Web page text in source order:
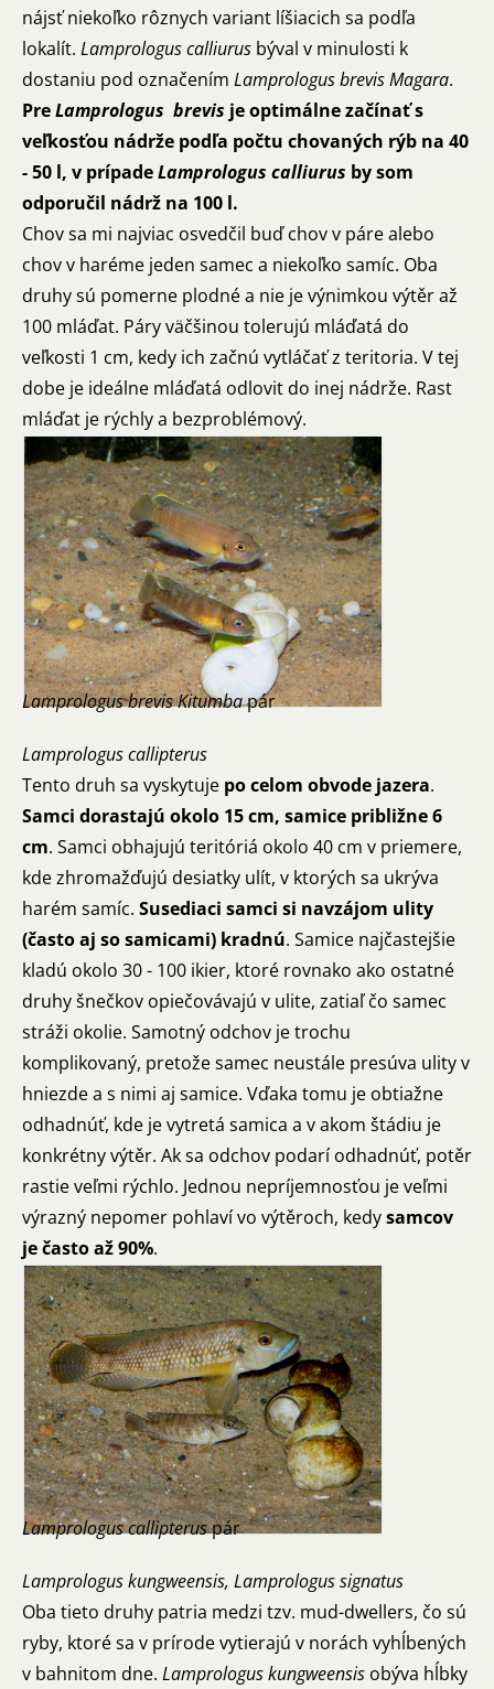
nájsť niekoľko rôznych variant líšiacich sa podľa
lokalít. Lamprologus calliurus býval v minulosti k
dostaniu pod označením Lamprologus brevis Magara.
PreLamprologus brevis je optimálne začínať s
veľkosťou nádrže podľa počtu chovaných rýb na 40
- 50 l, v prípadeLamprologus calliurus by som
odporučil nádrž na 100 l.
Chov sa mi najviac osvedčil buď chov v páre alebo
chov v haréme jeden samec a niekoľko samíc. Oba
druhy sú pomerne plodné a nie je výnimkou výtěr až
100 mláďat. Páry väčšinou tolerujú mláďatá do
veľkosti 1 cm, kedy ich začnú vytláčať z teritoria. V tej
dobe je ideálne mláďatá odlovit do inej nádrže. Rast
mláďat je rýchly a bezproblémový.
Lamprologus brevis Kitumbapár
Lamprologus callipterus
Tento druh sa vyskytuje po celom obvode jazera.
Samci dorastajú okolo 15 cm, samice približne 6
cm. Samci obhajujú teritóriá okolo 40 cm v priemere,
kde zhromažďujú desiatky ulít, v ktorých sa ukrýva
harém samíc. Susediaci samci si navzájom ulity
(často aj so samicami) kradnú. Samice najčastejšie
kladú okolo 30 - 100 ikier, ktoré rovnako ako ostatné
druhy šnečkov opiečovávajú v ulite, zatiaľ čo samec
stráži okolie. Samotný odchov je trochu
komplikovaný, pretože samec neustále presúva ulity v
hniezde a s nimi aj samice. Vďaka tomu je obtiažne
odhadnúť, kde je vytretá samica a v akom štádiu je
konkrétny výtěr. Ak sa odchov podarí odhadnúť, potěr
rastie veľmi rýchlo. Jednou nepríjemnosťou je veľmi
výrazný nepomer pohlaví vo výtěroch, kedysamcov
je často až 90%.
Lamprologus callipteruspár
Lamprologus kungweensis, Lamprologus signatus
Oba tieto druhy patria medzi tzv. mud-dwellers, čo sú
ryby, ktoré sa v prírode vytierajú v norách vyhĺbených
v bahnitom dne. Lamprologus kungweensis obýva hĺbky